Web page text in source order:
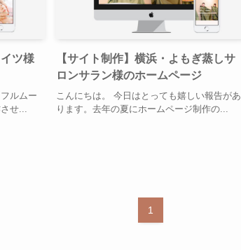
ツ様
ルムー
せ...
【サイト制作】横浜・よもぎ蒸しサ
ロンサラン様のホームページ
こんにちは。 今日はとっても嬉しい報告があ
ります。去年の夏にホームページ制作の...
1